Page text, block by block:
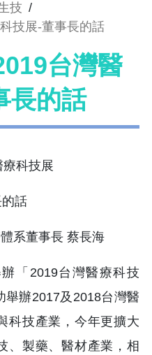
技 /
技展-董事長的話
台灣醫
長的話
療科技展
話
系董事長 蔡長海
「2019台灣醫療科技
舉辦2017及2018台灣醫
科技產業，今年更擴大
、製藥、醫材產業，相